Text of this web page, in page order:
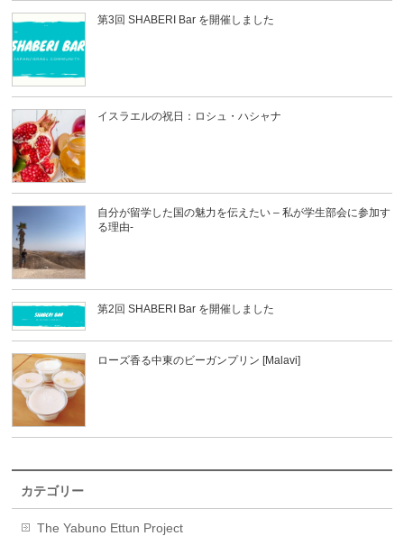
第3回 SHABERI Bar を開催しました
イスラエルの祝日：ロシュ・ハシャナ
自分が留学した国の魅力を伝えたい – 私が学生部会に参加す
る理由-
第2回 SHABERI Bar を開催しました
ローズ香る中東のビーガンプリン [Malavi]
カテゴリー
The Yabuno Ettun Project